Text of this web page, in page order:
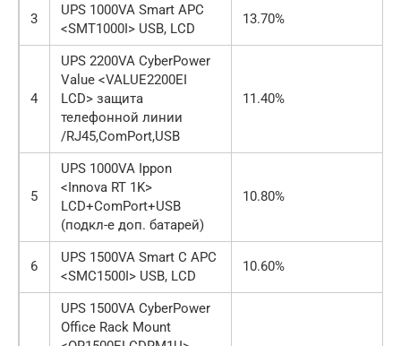
3
UPS 1000VA Smart APC
<SMT1000I> USB, LCD
13.70%
4
UPS 2200VA CyberPower
Value <VALUE2200EI
LCD> защита
телефонной линии
/RJ45,ComPort,USB
11.40%
5
UPS 1000VA Ippon
<Innova RT 1K>
LCD+ComPort+USB
(подкл-е доп. батарей)
10.80%
6
UPS 1500VA Smart C APC
<SMC1500I> USB, LCD
10.60%
UPS 1500VA CyberPower
Office Rack Mount